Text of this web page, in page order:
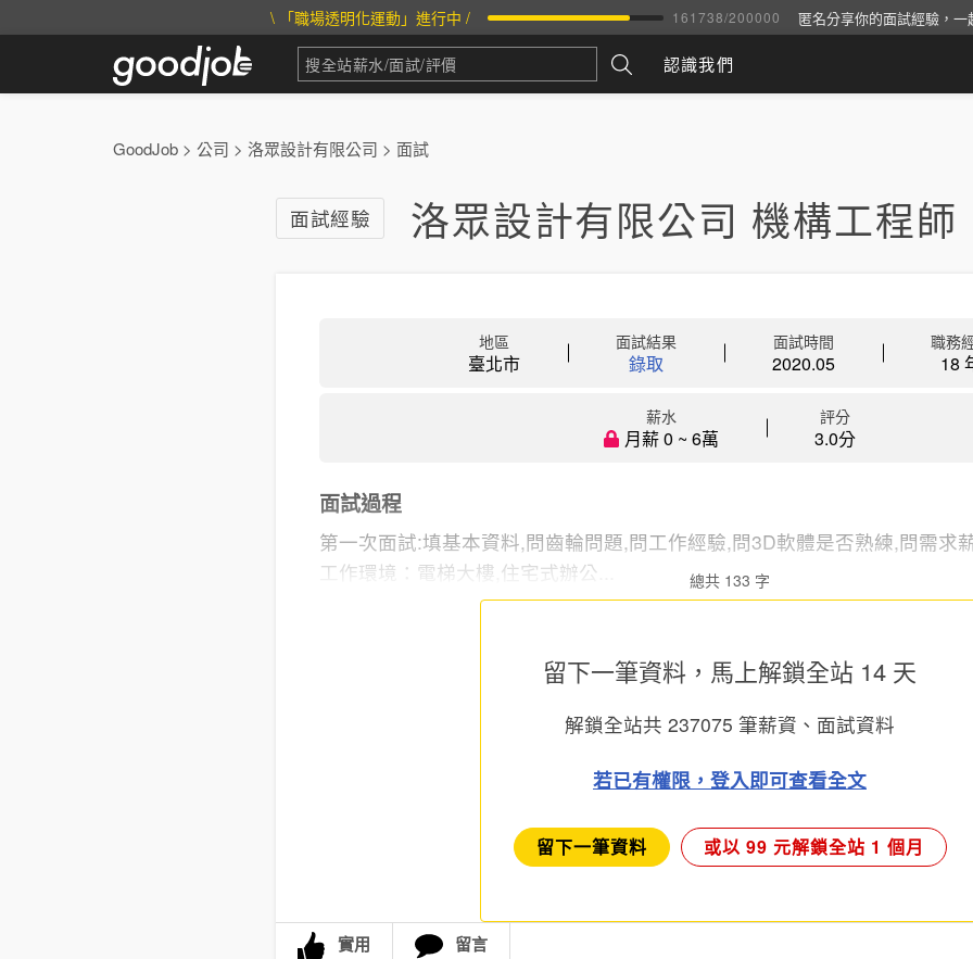
\ 「職場透明化運動」進行中 / 161738/200000 匿名分享你的面試經驗，一
認識我們
GoodJob > 公司 > 洛眾設計有限公司 > 面試
面試經驗 洛眾設計有限公司 機構工程師
地區
臺北市
面試結果
錄取
面試時間
2020.05
職務
18
薪水
月薪 0 ~ 6萬
評分
3.0分
面試過程
第一次面試:填基本資料,問齒輪問題,問工作經驗,問3D軟體是否熟練,問需求
工作環境：電梯大樓,住宅式辦公...
總共 133 字
留下一筆資料，馬上解鎖全站 14 天
解鎖全站共 237075 筆薪資、面試資料
若已有權限，登入即可查看全文
留下一筆資料 或以 99 元解鎖全站 1 個月
實用 留言